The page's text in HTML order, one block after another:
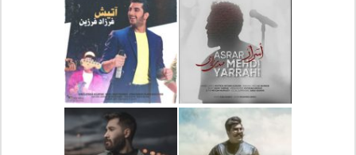
دانلود آهنگ جدید رضا
بهرام بنام نگار
دانلود آهنگ جدید علی
لهراسبی بنام صورت
دانلود آهنگ جدید مهدی
یراحی بنام اسرار
دانلود آهنگ جدید فرزاد
فرزین بنام آتیش